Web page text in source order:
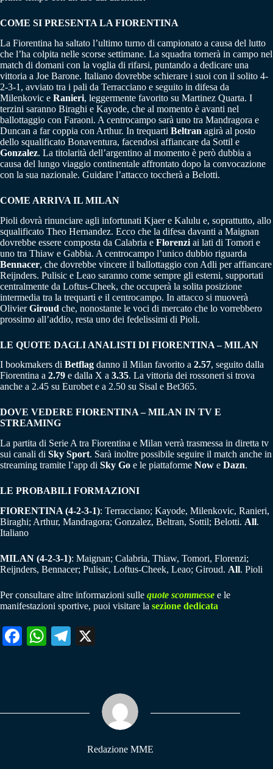
COME SI PRESENTA LA FIORENTINA
La Fiorentina ha saltato l’ultimo turno di campionato a causa del lutto
che l’ha colpita nelle scorse settimane. La squadra tornerà in campo nel
match di domani con la voglia di rifarsi, puntando a dedicare una
vittoria a Joe Barone. Italiano dovrebbe schierare i suoi con il solito 4-
2-3-1, avviato tra i pali da Terracciano e seguito in difesa da
Milenkovic e Ranieri, leggermente favorito su Martinez Quarta. I
terzini saranno Biraghi e Kayode, che al momento è avanti nel
ballottaggio con Faraoni. A centrocampo sarà uno tra Mandragora e
Duncan a far coppia con Arthur. In trequarti Beltran agirà al posto
dello squalificato Bonaventura, facendosi affiancare da Sottil e
Gonzalez. La titolarità dell’argentino al momento è però dubbia a
causa del lungo viaggio continentale affrontato dopo la convocazione
con la sua nazionale. Guidare l’attacco toccherà a Belotti.
COME ARRIVA IL MILAN
Pioli dovrà rinunciare agli infortunati Kjaer e Kalulu e, soprattutto, allo
squalificato Theo Hernandez. Ecco che la difesa davanti a Maignan
dovrebbe essere composta da Calabria e Florenzi ai lati di Tomori e
uno tra Thiaw e Gabbia. A centrocampo l’unico dubbio riguarda
Bennacer, che dovrebbe vincere il ballottaggio con Adli per affiancare
Reijnders. Pulisic e Leao saranno come sempre gli esterni, supportati
centralmente da Loftus-Cheek, che occuperà la solita posizione
intermedia tra la trequarti e il centrocampo. In attacco si muoverà
OlivierGiroud che, nonostante le voci di mercato che lo vorrebbero
prossimo all’addio, resta uno dei fedelissimi di Pioli.
LE QUOTE DAGLI ANALISTI DI FIORENTINA – MILAN
I bookmakers di Betflag danno il Milan favorito a 2.57, seguito dalla
Fiorentina a 2.79 e dalla X a 3.35. La vittoria dei rossoneri si trova
anche a 2.45 su Eurobet e a 2.50 su Sisal e Bet365.
DOVE VEDERE FIORENTINA – MILAN IN TV E
STREAMING
La partita di Serie A tra Fiorentina e Milan verrà trasmessa in diretta tv
sui canali di Sky Sport. Sarà inoltre possibile seguire il match anche in
streaming tramite l’app di Sky Go e le piattaforme Now e Dazn.
LE PROBABILI FORMAZIONI
FIORENTINA (4-2-3-1): Terracciano; Kayode, Milenkovic, Ranieri,
Biraghi; Arthur, Mandragora; Gonzalez, Beltran, Sottil; Belotti. All.
Italiano
MILAN (4-2-3-1): Maignan; Calabria, Thiaw, Tomori, Florenzi;
Reijnders, Bennacer; Pulisic, Loftus-Cheek, Leao; Giroud. All. Pioli
Per consultare altre informazioni sulle quote scommesse e le
manifestazioni sportive, puoi visitare la sezione dedicata
Fa W
pp
Te
m
Redazione MME